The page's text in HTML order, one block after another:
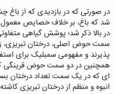
در صورتی که در بازدیدی که از باغ
شد که باغ، بر خلاف خصایص
در بالا ذکر شد؛ پوشش گیاهی
سمت حوض اصلی، درختان تبریزی،
پذیرند و مفهومی سمبلیک برای
همچنین در دو سمت حوض قرینگی
ای که در یک سمت تعداد درختان
انبوه و منظم از درختان تبریزی